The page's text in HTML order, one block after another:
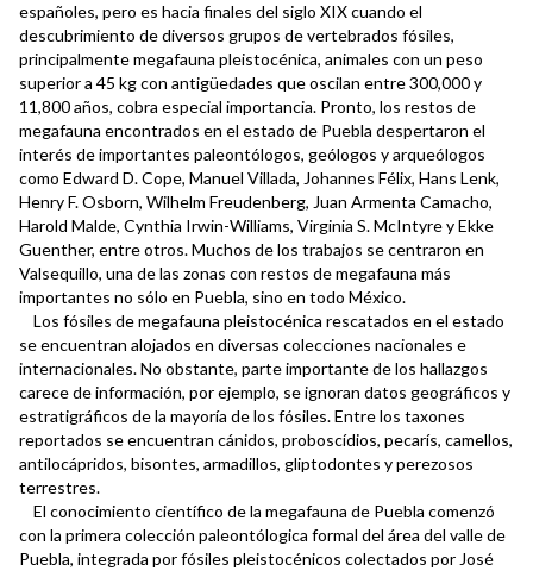
españoles, pero es hacia finales del siglo XIX cuando el
descubrimiento de diversos grupos de vertebrados fósiles,
principalmente megafauna pleistocénica, animales con un peso
superior a 45 kg con antigüedades que oscilan entre 300,000 y
11,800 años, cobra especial importancia. Pronto, los restos de
megafauna encontrados en el estado de Puebla despertaron el
interés de importantes paleontólogos, geólogos y arqueólogos
como Edward D. Cope, Manuel Villada, Johannes Félix, Hans Lenk,
Henry F. Osborn, Wilhelm Freudenberg, Juan Armenta Camacho,
Harold Malde, Cynthia Irwin-Williams, Virginia S. McIntyre y Ekke
Guenther, entre otros. Muchos de los trabajos se centraron en
Valsequillo, una de las zonas con restos de megafauna más
importantes no sólo en Puebla, sino en todo México.
Los fósiles de megafauna pleistocénica rescatados en el estado
se encuentran alojados en diversas colecciones nacionales e
internacionales. No obstante, parte importante de los hallazgos
carece de información, por ejemplo, se ignoran datos geográficos y
estratigráficos de la mayoría de los fósiles. Entre los taxones
reportados se encuentran cánidos, proboscídios, pecarís, camellos,
antilocápridos, bisontes, armadillos, gliptodontes y perezosos
terrestres.
El conocimiento científico de la megafauna de Puebla comenzó
con la primera colección paleontólogica formal del área del valle de
Puebla, integrada por fósiles pleistocénicos colectados por José